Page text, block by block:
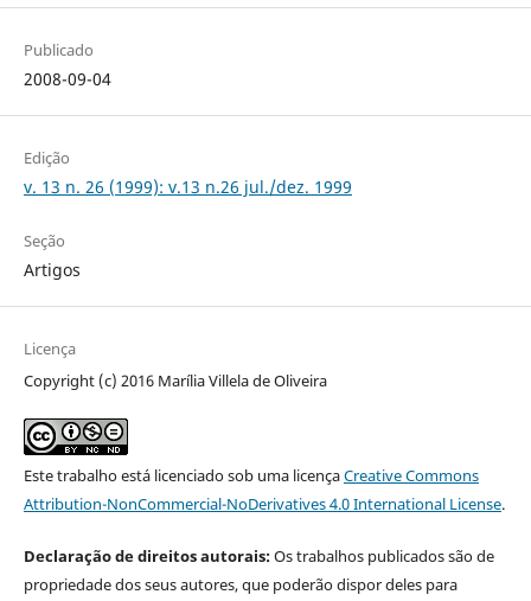
Publicado
2008-09-04
Edição
v. 13 n. 26 (1999): v.13 n.26 jul./dez. 1999
Seção
Artigos
Licença
Copyright (c) 2016 Marília Villela de Oliveira
Este trabalho está licenciado sob uma licençaCreative Commons
Attribution-NonCommercial-NoDerivatives 4.0 International License.
Declaração de direitos autorais:Os trabalhos publicados são de
propriedade dos seus autores, que poderão dispor deles para